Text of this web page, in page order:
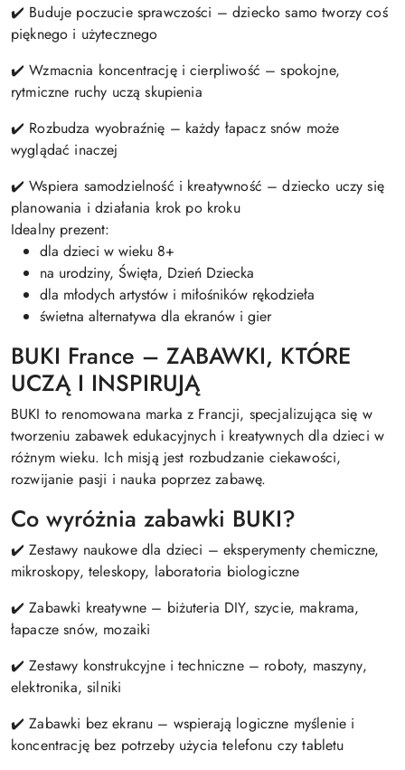
✔️ Buduje poczucie sprawczości – dziecko samo tworzy coś
pięknego i użytecznego
✔️ Wzmacnia koncentrację i cierpliwość – spokojne,
rytmiczne ruchy uczą skupienia
✔️ Rozbudza wyobraźnię – każdy łapacz snów może
wyglądać inaczej
✔️ Wspiera samodzielność i kreatywność – dziecko uczy się
planowania i działania krok po kroku
Idealny prezent:
dla dzieci w wieku 8+
na urodziny, Święta, Dzień Dziecka
dla młodych artystów i miłośników rękodzieła
świetna alternatywa dla ekranów i gier
BUKI France – ZABAWKI, KTÓRE
UCZĄ I INSPIRUJĄ
BUKI to renomowana marka z Francji, specjalizująca się w
tworzeniu zabawek edukacyjnych i kreatywnych dla dzieci w
różnym wieku. Ich misją jest rozbudzanie ciekawości,
rozwijanie pasji i nauka poprzez zabawę.
Co wyróżnia zabawki BUKI?
✔️ Zestawy naukowe dla dzieci – eksperymenty chemiczne,
mikroskopy, teleskopy, laboratoria biologiczne
✔️ Zabawki kreatywne – biżuteria DIY, szycie, makrama,
łapacze snów, mozaiki
✔️ Zestawy konstrukcyjne i techniczne – roboty, maszyny,
elektronika, silniki
✔️ Zabawki bez ekranu – wspierają logiczne myślenie i
koncentrację bez potrzeby użycia telefonu czy tabletu